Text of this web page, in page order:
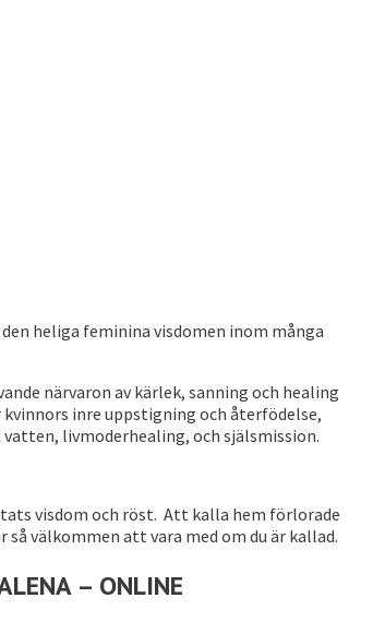
heliga feminina visdomen inom många
närvaron av kärlek, sanning och healing
inre uppstigning och återfödelse,
livmoderhealing, och själsmission.
visdom och röst. Att kalla hem förlorade
välkommen att vara med om du är kallad.
– ONLINE